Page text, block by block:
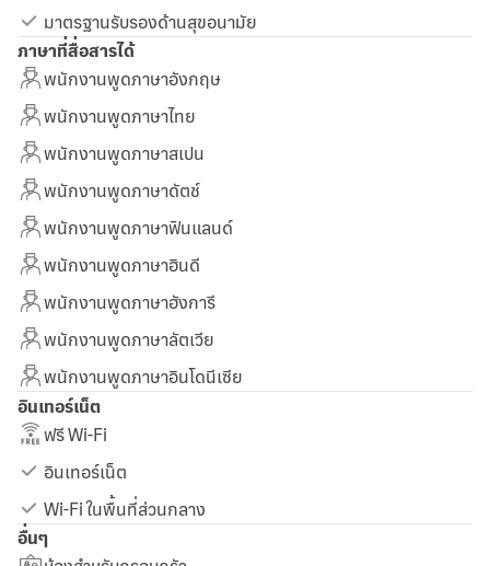
มาตรฐานรับรองด้านสุขอนามัย
ภาษาที่สื่อสารได้
พนักงานพูดภาษาอังกฤษ
พนักงานพูดภาษาไทย
พนักงานพูดภาษาสเปน
พนักงานพูดภาษาดัตช์
พนักงานพูดภาษาฟินแลนด์
พนักงานพูดภาษาฮินดี
พนักงานพูดภาษาฮังการี
พนักงานพูดภาษาลัตเวีย
พนักงานพูดภาษาอินโดนีเซีย
อินเทอร์เน็ต
ฟรี Wi-Fi
อินเทอร์เน็ต
Wi-Fi ในพื้นที่ส่วนกลาง
อื่นๆ